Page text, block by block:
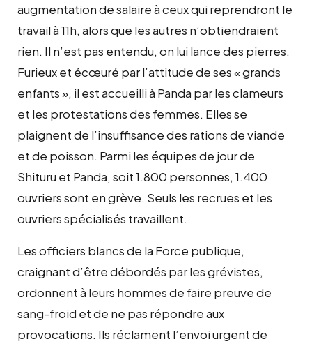
augmentation de salaire à ceux qui reprendront le
travail à 11h, alors que les autres n’obtiendraient
rien. Il n’est pas entendu, on lui lance des pierres.
Furieux et écœuré par l’attitude de ses « grands
enfants », il est accueilli à Panda par les clameurs
et les protestations des femmes. Elles se
plaignent de l’insuffisance des rations de viande
et de poisson. Parmi les équipes de jour de
Shituru et Panda, soit 1.800 personnes, 1.400
ouvriers sont en grève. Seuls les recrues et les
ouvriers spécialisés travaillent.
Les officiers blancs de la Force publique,
craignant d’être débordés par les grévistes,
ordonnent à leurs hommes de faire preuve de
sang-froid et de ne pas répondre aux
provocations. Ils réclament l’envoi urgent de